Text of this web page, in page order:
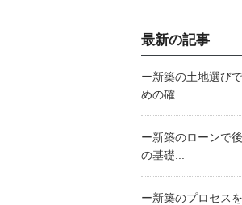
最新の記事
ー新築の土地選び
めの確...
ー新築のローンで
の基礎...
ー新築のプロセス